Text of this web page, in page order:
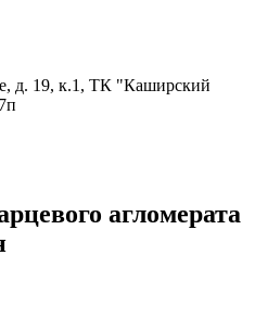
д. 19, к.1, ТК "Каширский
агломерата